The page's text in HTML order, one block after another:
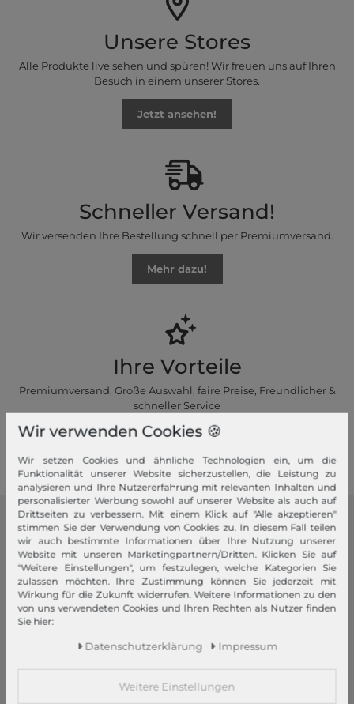
Unsere Stores
Alle Produkte live sehen und spüren! Wir freuen uns auf Ihren
Besuch in einem unserer Stores.
Jetzt ansehen!
Schneller Versand!
Wir versenden Ihre Bestellung schnell per Premiumversand.
Mehr dazu!
Ihre Vorteile
Premiumversand, Große Auswahl, faire Preise, Freundlicher &
schneller Service
Mehr dazu!
modeherz
Impressum
AGB
Widerrufsrecht
Datenschutzerklärung
Datenschutzeinstellungen
Wir verwenden Cookies 🍪
Wir setzen Cookies und ähnliche Technologien ein, um die
Funktionalität unserer Website sicherzustellen, die Leistung zu
analysieren und Ihre Nutzererfahrung mit relevanten Inhalten und
personalisierter Werbung sowohl auf unserer Website als auch auf
Drittseiten zu verbessern. Mit einem Klick auf "Alle akzeptieren"
stimmen Sie der Verwendung von Cookies zu. In diesem Fall teilen
wir auch bestimmte Informationen über Ihre Nutzung unserer
Website mit unseren Marketingpartnern/Dritten. Klicken Sie auf
"Weitere Einstellungen", um festzulegen, welche Kategorien Sie
zulassen möchten. Ihre Zustimmung können Sie jederzeit mit
Wirkung für die Zukunft widerrufen. Weitere Informationen zu den
von uns verwendeten Cookies und Ihren Rechten als Nutzer finden
Sie hier:
Daten­schutz­erklärung Impressum
Weitere Einstellungen